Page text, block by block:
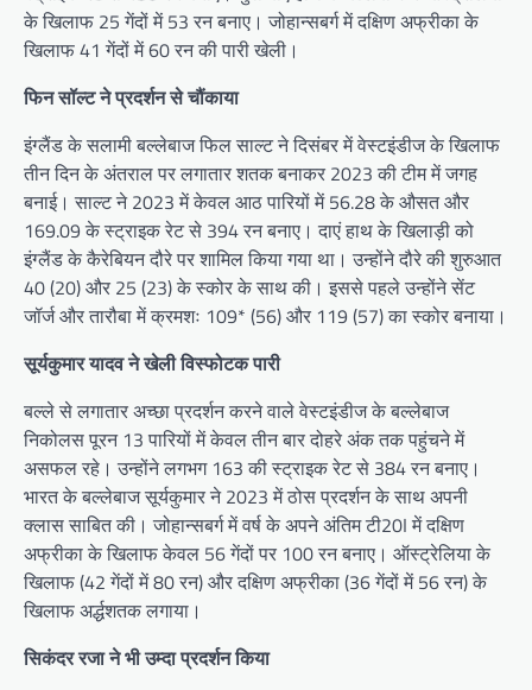
के खिलाफ 25 गेंदों में 53 रन बनाए। जोहान्सबर्ग में दक्षिण अफ्रीका के
खिलाफ 41 गेंदों में 60 रन की पारी खेली।
फिन सॉल्ट ने प्रदर्शन से चौंकाया
इंग्लैंड के सलामी बल्लेबाज फिल साल्ट ने दिसंबर में वेस्टइंडीज के खिलाफ
तीन दिन के अंतराल पर लगातार शतक बनाकर 2023 की टीम में जगह
बनाई। साल्ट ने 2023 में केवल आठ पारियों में 56.28 के औसत और
169.09 के स्ट्राइक रेट से 394 रन बनाए। दाएं हाथ के खिलाड़ी को
इंग्लैंड के कैरेबियन दौरे पर शामिल किया गया था। उन्होंने दौरे की शुरुआत
40 (20) और 25 (23) के स्कोर के साथ की। इससे पहले उन्होंने सेंट
जॉर्ज और तारौबा में क्रमशः 109* (56) और 119 (57) का स्कोर बनाया।
सूर्यकुमार यादव ने खेली विस्फोटक पारी
बल्ले से लगातार अच्छा प्रदर्शन करने वाले वेस्टइंडीज के बल्लेबाज
निकोलस पूरन 13 पारियों में केवल तीन बार दोहरे अंक तक पहुंचने में
असफल रहे। उन्होंने लगभग 163 की स्ट्राइक रेट से 384 रन बनाए।
भारत के बल्लेबाज सूर्यकुमार ने 2023 में ठोस प्रदर्शन के साथ अपनी
क्लास साबित की। जोहान्सबर्ग में वर्ष के अपने अंतिम टी20I में दक्षिण
अफ्रीका के खिलाफ केवल 56 गेंदों पर 100 रन बनाए। ऑस्ट्रेलिया के
खिलाफ (42 गेंदों में 80 रन) और दक्षिण अफ्रीका (36 गेंदों में 56 रन) के
खिलाफ अर्द्धशतक लगाया।
सिकंदर रजा ने भी उम्दा प्रदर्शन किया